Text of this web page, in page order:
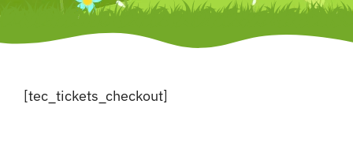
[tec_tickets_checkout]